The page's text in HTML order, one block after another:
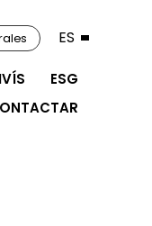
ESG
ES